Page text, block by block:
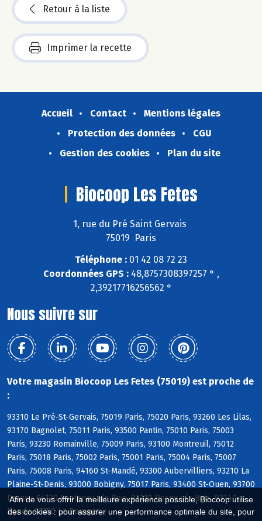
Afin de vous offrir la meilleure expérience possible, Biocoop utilise
des cookies : pour assurer une performance optimale du site, pour
Retour à la liste
Imprimer la recette
Accueil Contact
Mentions légales
Protection des données
CGU
Gestion des cookies
Plan du site
Biocoop Les Fetes
1, rue du Pré Saint Gervais
75019 Paris
Téléphone : 01 42 08 72 23
Coordonnées GPS :48,8757308397257 ° ,
2,39217716256562 °
Nous suivre sur
Votre magasin Biocoop Les Fetes (75019) est proche de
:
93310 Le Pré-St-Gervais, 75019 Paris, 75020 Paris, 93260 Les Lilas,
93170 Bagnolet, 75011 Paris, 93500 Pantin, 75010 Paris, 75003
Paris, 93230 Romainville, 75009 Paris, 93100 Montreuil, 75012
Paris, 75018 Paris, 75002 Paris, 75001 Paris, 75004 Paris, 75007
Paris, 75008 Paris, 94160 St-Mandé, 93300 Aubervilliers, 93210 La
Plaine-St-Denis, 93000 Bobigny, 75017 Paris, 93400 St-Ouen, 93700
Drancy, 94120 Fontenay s/s Bois, 93110 Rosny s/s Bois, 93140
Bondy, 93350 Le Bourget